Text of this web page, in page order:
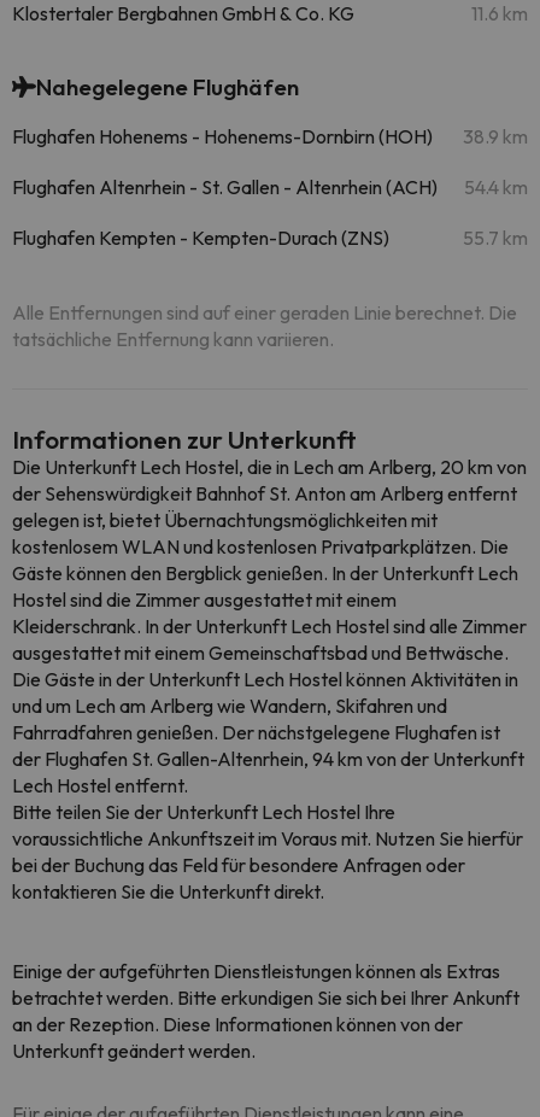
Klostertaler Bergbahnen GmbH & Co. KG 11.6 km
Nahegelegene Flughäfen
Flughafen Hohenems - Hohenems-Dornbirn (HOH) 38.9 km
Flughafen Altenrhein - St. Gallen - Altenrhein (ACH) 54.4 km
Flughafen Kempten - Kempten-Durach (ZNS) 55.7 km
Alle Entfernungen sind auf einer geraden Linie berechnet. Die
tatsächliche Entfernung kann variieren.
Informationen zur Unterkunft
Die Unterkunft Lech Hostel, die in Lech am Arlberg, 20 km von
der Sehenswürdigkeit Bahnhof St. Anton am Arlberg entfernt
gelegen ist, bietet Übernachtungsmöglichkeiten mit
kostenlosem WLAN und kostenlosen Privatparkplätzen. Die
Gäste können den Bergblick genießen. In der Unterkunft Lech
Hostel sind die Zimmer ausgestattet mit einem
Kleiderschrank. In der Unterkunft Lech Hostel sind alle Zimmer
ausgestattet mit einem Gemeinschaftsbad und Bettwäsche.
Die Gäste in der Unterkunft Lech Hostel können Aktivitäten in
und um Lech am Arlberg wie Wandern, Skifahren und
Fahrradfahren genießen. Der nächstgelegene Flughafen ist
der Flughafen St. Gallen-Altenrhein, 94 km von der Unterkunft
Lech Hostel entfernt.
Bitte teilen Sie der Unterkunft Lech Hostel Ihre
voraussichtliche Ankunftszeit im Voraus mit. Nutzen Sie hierfür
bei der Buchung das Feld für besondere Anfragen oder
kontaktieren Sie die Unterkunft direkt.
Einige der aufgeführten Dienstleistungen können als Extras
betrachtet werden. Bitte erkundigen Sie sich bei Ihrer Ankunft
an der Rezeption. Diese Informationen können von der
Unterkunft geändert werden.